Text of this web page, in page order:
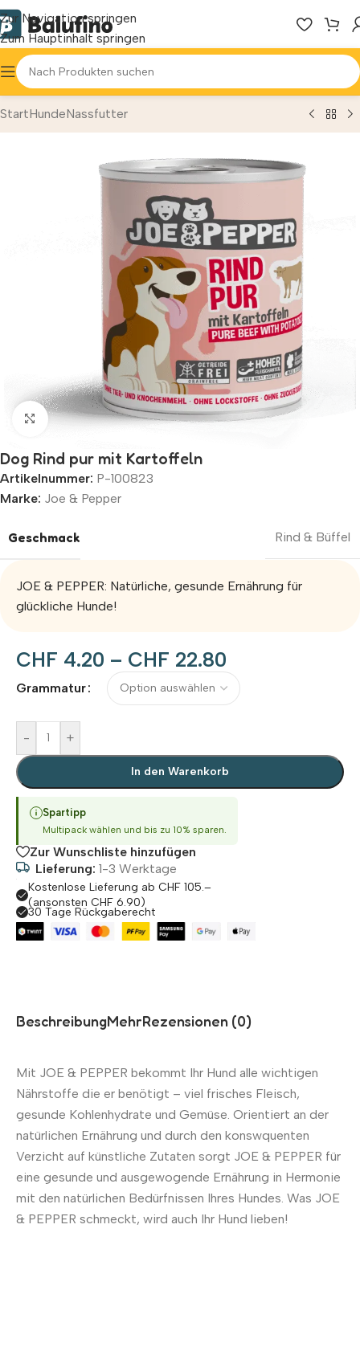
Zur Navigation springen
Zum Hauptinhalt springen
StartHundeNassfutter
Zum Vergrößern klicken
Dog Rind pur mit Kartoffeln
Artikelnummer: P-100823
Marke: Joe & Pepper
Geschmack Rind & Büffel
JOE & PEPPER: Natürliche, gesunde Ernährung für
glückliche Hunde!
CHF 4.20 – CHF 22.80
Grammatur
- +
In den Warenkorb
Alternative:
Spartipp
Multipack wählen und bis zu 10% sparen.
Zur Wunschliste hinzufügen
Lieferung: 1-3 Werktage
Kostenlose Lieferung ab CHF 105.–
(ansonsten CHF 6.90)
30 Tage Rückgaberecht
BeschreibungMehrRezensionen (0)
Mit JOE & PEPPER bekommt Ihr Hund alle wichtigen
Nährstoffe die er benötigt – viel frisches Fleisch,
gesunde Kohlenhydrate und Gemüse. Orientiert an der
natürlichen Ernährung und durch den konswquenten
Verzicht auf künstliche Zutaten sorgt JOE & PEPPER für
eine gesunde und ausgewogende Ernährung in Hermonie
mit den natürlichen Bedürfnissen Ihres Hundes. Was JOE
& PEPPER schmeckt, wird auch Ihr Hund lieben!